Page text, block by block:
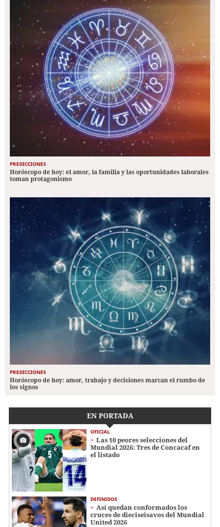
PREDICCIONES
Horóscopo de hoy: el amor, la familia y las oportunidades laborales
toman protagonismo
PREDICCIONES
Horóscopo de hoy: amor, trabajo y decisiones marcan el rumbo de
los signos
EN PORTADA
OFICIAL
Las 10 peores selecciones del
Mundial 2026: Tres de Concacaf en
el listado
DEFINIDOS
Así quedan conformados los
cruces de dieciseisavos del Mundial
United 2026